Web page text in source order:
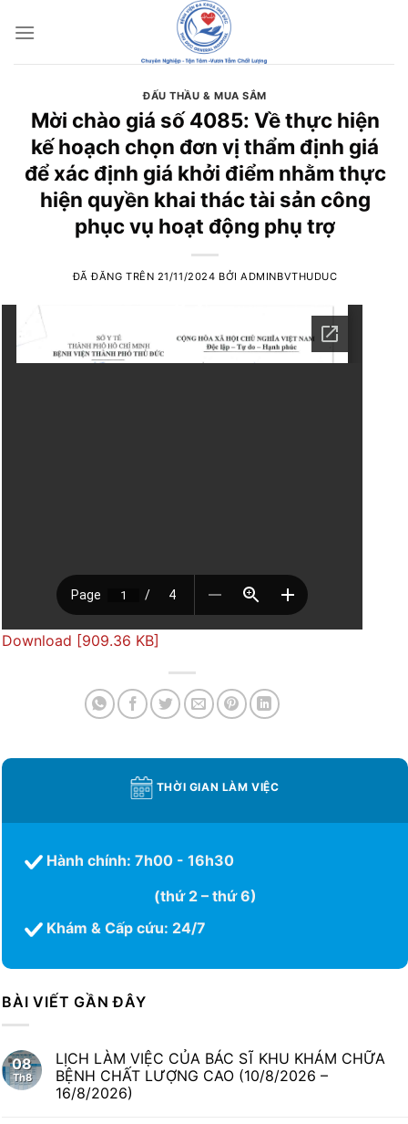
đến
ĐẤU THẦU & MUA SẮM
Mời chào giá số 4085: Về thực hiện
kế hoạch chọn đơn vị thẩm định giá
để xác định giá khởi điểm nhằm thực
hiện quyền khai thác tài sản công
phục vụ hoạt động phụ trợ
ĐÃ ĐĂNG TRÊN 21/11/2024 BỞIADMINBVTHUDUC
Download [909.36 KB]
THỜI GIAN LÀM VIỆC
Hành chính: 7h00 - 16h30
(thứ 2 – thứ 6)
Khám & Cấp cứu: 24/7
BÀI VIẾT GẦN ĐÂY
08
Th8
LỊCH LÀM VIỆC CỦA BÁC SĨ KHU KHÁM CHỮA
BỆNH CHẤT LƯỢNG CAO (10/8/2026 –
16/8/2026)